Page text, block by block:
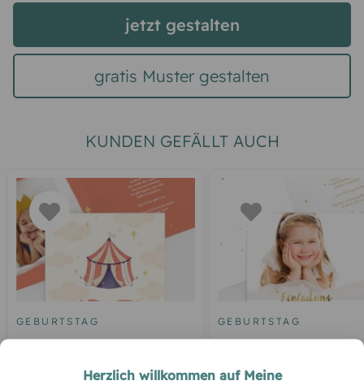
jetzt gestalten
gratis Muster gestalten
KUNDEN GEFÄLLT AUCH
GEBURTSTAG
Geburtstagseinladung
GEBURTSTAG
Geburtstagseinladung
Herzlich willkommen auf Meine